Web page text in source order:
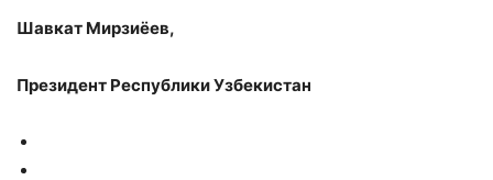
Шавкат Мирзиёев,
Президент Республики Узбекистан